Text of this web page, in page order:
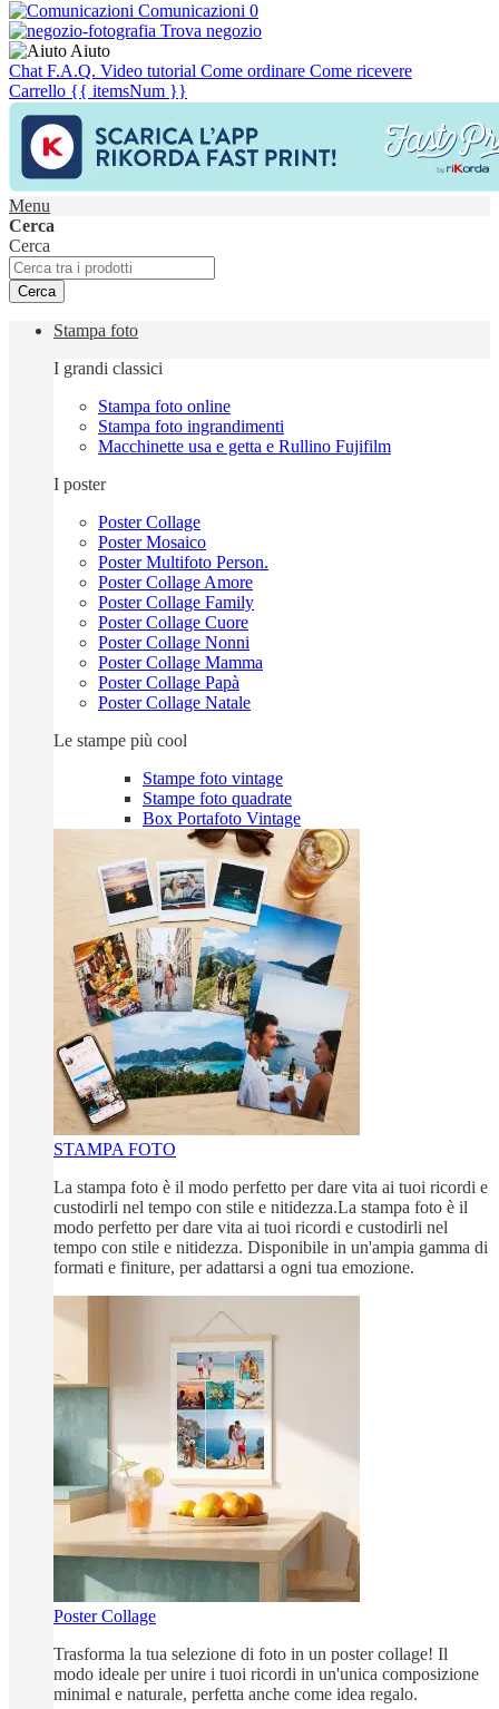
Comunicazioni 0
Trova negozio
Aiuto
Chat F.A.Q. Video tutorial Come ordinare Come ricevere
Carrello {{ itemsNum }}
Menu
Cerca
Cerca
Cerca
Stampa foto
I grandi classici
Stampa foto online
Stampa foto ingrandimenti
Macchinette usa e getta e Rullino Fujifilm
I poster
Poster Collage
Poster Mosaico
Poster Multifoto Person.
Poster Collage Amore
Poster Collage Family
Poster Collage Cuore
Poster Collage Nonni
Poster Collage Mamma
Poster Collage Papà
Poster Collage Natale
Le stampe più cool
Stampe foto vintage
Stampe foto quadrate
Box Portafoto Vintage
STAMPA FOTO
La stampa foto è il modo perfetto per dare vita ai tuoi ricordi e
custodirli nel tempo con stile e nitidezza.La stampa foto è il
modo perfetto per dare vita ai tuoi ricordi e custodirli nel
tempo con stile e nitidezza. Disponibile in un'ampia gamma di
formati e finiture, per adattarsi a ogni tua emozione.
Poster Collage
Trasforma la tua selezione di foto in un poster collage! Il
modo ideale per unire i tuoi ricordi in un'unica composizione
minimal e naturale, perfetta anche come idea regalo.